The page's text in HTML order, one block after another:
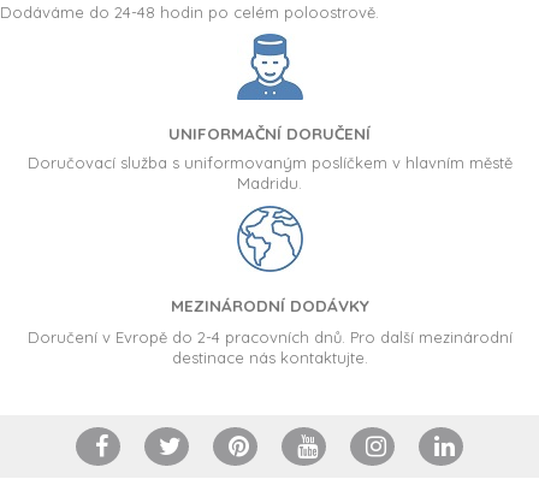
Dodáváme do 24-48 hodin po celém poloostrově.
UNIFORMAČNÍ DORUČENÍ
Doručovací služba s uniformovaným poslíčkem v hlavním městě
Madridu.
MEZINÁRODNÍ DODÁVKY
Doručení v Evropě do 2-4 pracovních dnů. Pro další mezinárodní
destinace nás kontaktujte.